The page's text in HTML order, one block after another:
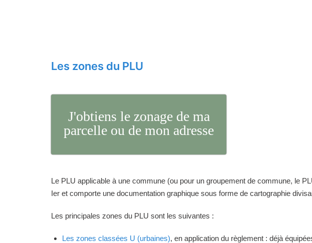
Les zones du PLU
J'obtiens le zonage de ma
parcelle ou de mon adresse
Le PLU applicable à une commune (ou pour un groupement de commune, le
Ier et comporte une documentation graphique sous forme de cartographie
Les principales zones du PLU sont les suivantes :
Les zones classées U (urbaines), en application du règlement : déjà